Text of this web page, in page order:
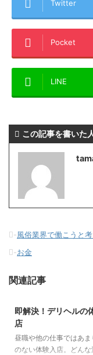
Twitter
Pocket
LINE
この記事を書いた
-風俗業界で働こうと
-お金
関連記事
即解決！デリヘルの
店
昼職や他の仕事ではあ
のない体験入店。どん